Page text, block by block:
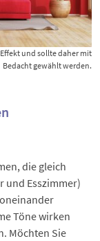
und sollte daher mit
Bedacht gewählt werden.
die gleich
und Esszimmer)
Töne wirken
Möchten Sie